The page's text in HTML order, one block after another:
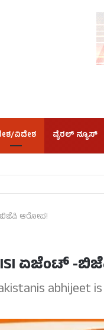
ವಿದೇಶ ವೈರಲ್ ನ್ಯೂಸ್
-ಬಿಜೆಪಿ ಆರೋಪ!
ISI ಏಜೆಂಟ್ -
abhijeet